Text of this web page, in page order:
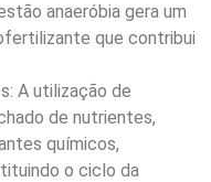
anaeróbia gera um
que contribui
A utilização de
de nutrientes,
químicos,
o ciclo da